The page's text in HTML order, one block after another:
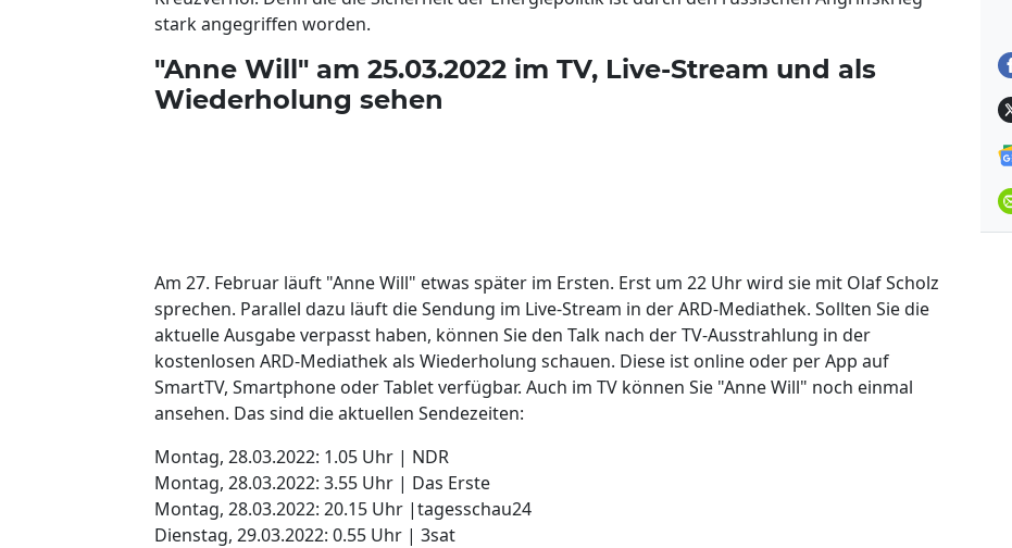
stark angegriffen worden.
"Anne Will" am 25.03.2022 im TV, Live-Stream und als
Wiederholung sehen
Am 27. Februar läuft "Anne Will" etwas später im Ersten. Erst um 22 Uhr wird sie mit Olaf Scholz
sprechen. Parallel dazu läuft die Sendung im Live-Stream in der ARD-Mediathek. Sollten Sie die
aktuelle Ausgabe verpasst haben, können Sie den Talk nach der TV-Ausstrahlung in der
kostenlosen ARD-Mediathek als Wiederholung schauen. Diese ist online oder per App auf
SmartTV, Smartphone oder Tablet verfügbar. Auch im TV können Sie "Anne Will" noch einmal
ansehen. Das sind die aktuellen Sendezeiten:
Montag, 28.03.2022: 1.05 Uhr | NDR
Montag, 28.03.2022: 3.55 Uhr | Das Erste
Montag, 28.03.2022: 20.15 Uhr |tagesschau24
Dienstag, 29.03.2022: 0.55 Uhr | 3sat